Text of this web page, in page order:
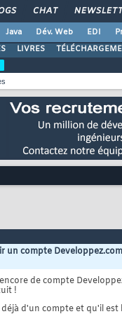
CHAT
Java Dév. Web EDI
LIVRES
un compte
de compte
!
déjà d'un compte et qu'il